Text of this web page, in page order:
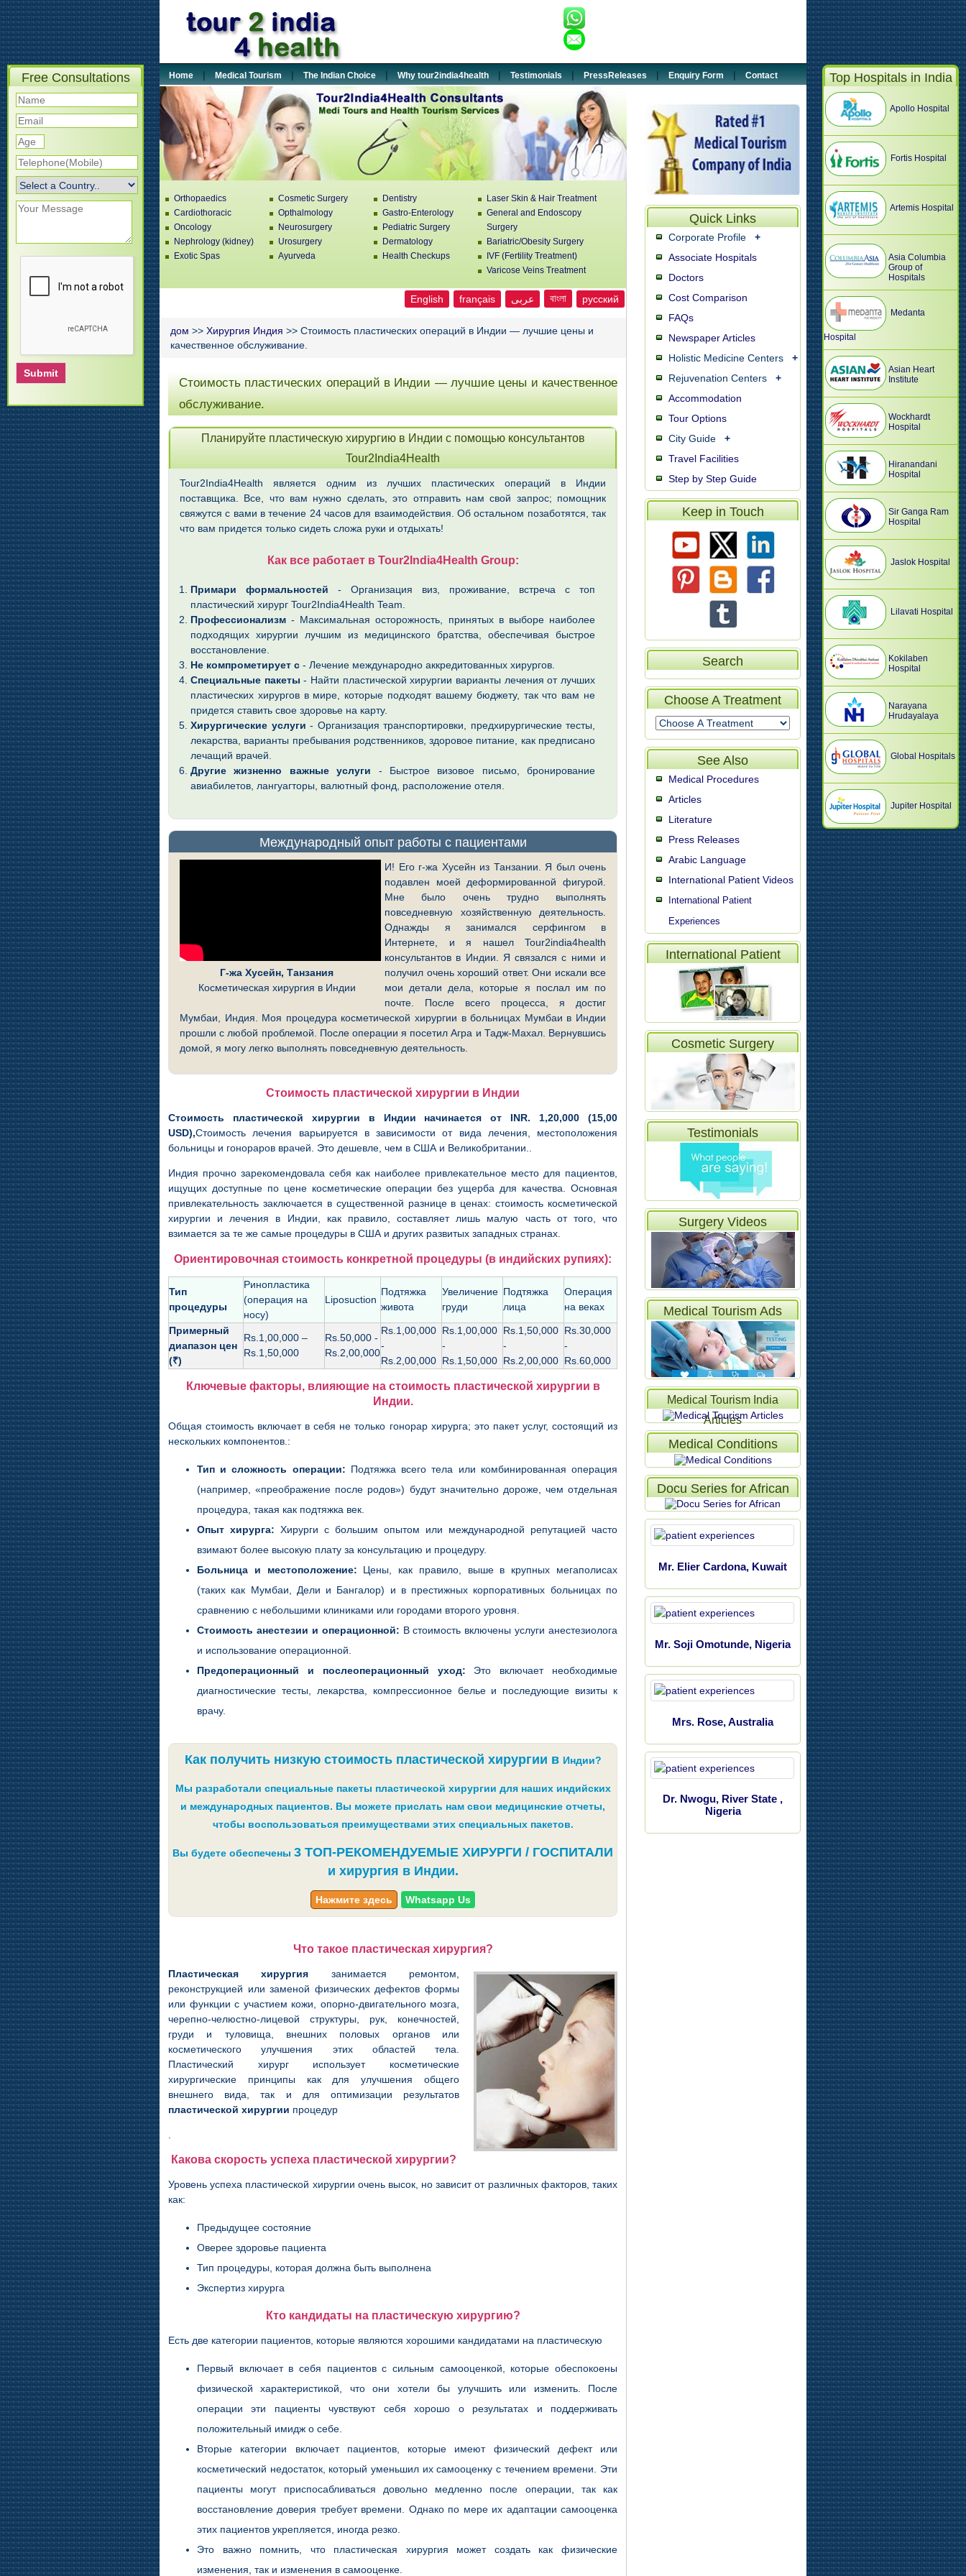
Free Consultations Top Hospitals in India
Apollo Hospital
Fortis Hospital
Artemis Hospital
Asia Columbia
Group of
Hospitals
Medanta
Hospital
Asian Heart
Institute
Wockhardt
Hospital
Hiranandani
Hospital
Sir Ganga Ram
Hospital
Jaslok Hospital
Lilavati Hospital
Kokilaben
Hospital
Narayana
Hrudayalaya
Global Hospitals
Jupiter Hospital
Home | Medical Tourism | The Indian Choice | Why tour2india4health | Testimonials | PressReleases | Enquiry Form | Contact
Orthopaedics
Cardiothoracic
Oncology
Nephrology (kidney)
Exotic Spas
Cosmetic Surgery
Opthalmology
Neurosurgery
Urosurgery
Ayurveda
Dentistry
Gastro-Enterology
Pediatric Surgery
Dermatology
Health Checkups
Laser Skin & Hair Treatment
General and Endoscopy
Surgery
Bariatric/Obesity Surgery
IVF (Fertility Treatment)
Varicose Veins Treatment
English français عربى বাংলা русский
дом >> Хирургия Индия >> Стоимость пластических операций в Индии — лучшие цены и
качественное обслуживание.
Стоимость пластических операций в Индии — лучшие цены и качественное
обслуживание.
Планируйте пластическую хирургию в Индии с помощью консультантов
Tour2India4Health
Tour2India4Health является одним из лучших пластических операций в Индии
поставщика. Все, что вам нужно сделать, это отправить нам свой запрос; помощник
свяжутся с вами в течение 24 часов для взаимодействия. Об остальном позаботятся, так
что вам придется только сидеть сложа руки и отдыхать!
Как все работает в Tour2India4Health Group:
Примари формальностей - Организация виз, проживание, встреча с топ
пластический хирург Tour2India4Health Team.
Профессионализм - Максимальная осторожность, принятых в выборе наиболее
подходящих хирургии лучшим из медицинского братства, обеспечивая быстрое
восстановление.
Не компрометирует с - Лечение международно аккредитованных хирургов.
Специальные пакеты - Найти пластической хирургии варианты лечения от лучших
пластических хирургов в мире, которые подходят вашему бюджету, так что вам не
придется ставить свое здоровье на карту.
Хирургические услуги - Организация транспортировки, предхирургические тесты,
лекарства, варианты пребывания родственников, здоровое питание, как предписано
лечащий врачей.
Другие жизненно важные услуги - Быстрое визовое письмо, бронирование
авиабилетов, лангуагторы, валютный фонд, расположение отеля.
Международный опыт работы с пациентами
Г-жа Хусейн, Танзания
Косметическая хирургия в Индии
И! Его г-жа Хусейн из Танзании. Я был очень
подавлен моей деформированной фигурой.
Мне было очень трудно выполнять
повседневную хозяйственную деятельность.
Однажды я занимался серфингом в
Интернете, и я нашел Tour2india4health
консультантов в Индии. Я связался с ними и
получил очень хороший ответ. Они искали все
мои детали дела, которые я послал им по
почте. После всего процесса, я достиг
Мумбаи, Индия. Моя процедура косметической хирургии в больницах Мумбаи в Индии
прошли с любой проблемой. После операции я посетил Агра и Тадж-Махал. Вернувшись
домой, я могу легко выполнять повседневную деятельность.
Стоимость пластической хирургии в Индии
Стоимость пластической хирургии в Индии начинается от INR. 1,20,000 (15,00
USD),Стоимость лечения варьируется в зависимости от вида лечения, местоположения
больницы и гонораров врачей. Это дешевле, чем в США и Великобритании..
Индия прочно зарекомендовала себя как наиболее привлекательное место для пациентов,
ищущих доступные по цене косметические операции без ущерба для качества. Основная
привлекательность заключается в существенной разнице в ценах: стоимость косметической
хирургии и лечения в Индии, как правило, составляет лишь малую часть от того, что
взимается за те же самые процедуры в США и других развитых западных странах.
Ориентировочная стоимость конкретной процедуры (в индийских рупиях):
Тип
процедуры
Ринопластика
(операция на
носу)
Liposuction
Подтяжка
живота
Увеличение
груди
Подтяжка
лица
Операция
на веках
Примерный
диапазон цен
(₹)
Rs.1,00,000 –
Rs.1,50,000
Rs.50,000 -
Rs.2,00,000
Rs.1,00,000
-
Rs.2,00,000
Rs.1,00,000
-
Rs.1,50,000
Rs.1,50,000
-
Rs.2,00,000
Rs.30,000
-
Rs.60,000
Ключевые факторы, влияющие на стоимость пластической хирургии в
Индии.
Общая стоимость включает в себя не только гонорар хирурга; это пакет услуг, состоящий из
нескольких компонентов.:
Тип и сложность операции: Подтяжка всего тела или комбинированная операция
(например, «преображение после родов») будут значительно дороже, чем отдельная
процедура, такая как подтяжка век.
Опыт хирурга: Хирурги с большим опытом или международной репутацией часто
взимают более высокую плату за консультацию и процедуру.
Больница и местоположение: Цены, как правило, выше в крупных мегаполисах
(таких как Мумбаи, Дели и Бангалор) и в престижных корпоративных больницах по
сравнению с небольшими клиниками или городами второго уровня.
Стоимость анестезии и операционной: В стоимость включены услуги анестезиолога
и использование операционной.
Предоперационный и послеоперационный уход: Это включает необходимые
диагностические тесты, лекарства, компрессионное белье и последующие визиты к
врачу.
Как получить низкую стоимость пластической хирургии в Индии?
Мы разработали специальные пакеты пластической хирургии для наших индийских
и международных пациентов. Вы можете прислать нам свои медицинские отчеты,
чтобы воспользоваться преимуществами этих специальных пакетов.
Вы будете обеспечены 3 ТОП-РЕКОМЕНДУЕМЫЕ ХИРУРГИ / ГОСПИТАЛИ
и хирургия в Индии.
Нажмите здесь Whatsapp Us
Что такое пластическая хирургия?
Пластическая хирургия занимается ремонтом,
реконструкцией или заменой физических дефектов формы
или функции с участием кожи, опорно-двигательного мозга,
черепно-челюстно-лицевой структуры, рук, конечностей,
груди и туловища, внешних половых органов или
косметического улучшения этих областей тела.
Пластический хирург использует косметические
хирургические принципы как для улучшения общего
внешнего вида, так и для оптимизации результатов
пластической хирургии процедур
Какова скорость успеха пластической хирургии?
Уровень успеха пластической хирургии очень высок, но зависит от различных факторов, таких
как:
Предыдущее состояние
Оверее здоровье пациента
Тип процедуры, которая должна быть выполнена
Экспертиз хирурга
Кто кандидаты на пластическую хирургию?
Есть две категории пациентов, которые являются хорошими кандидатами на пластическую
Первый включает в себя пациентов с сильным самооценкой, которые обеспокоены
физической характеристикой, что они хотели бы улучшить или изменить. После
операции эти пациенты чувствуют себя хорошо о результатах и поддерживать
положительный имидж о себе.
Вторые категории включает пациентов, которые имеют физический дефект или
косметический недостаток, который уменьшил их самооценку с течением времени. Эти
пациенты могут приспосабливаться довольно медленно после операции, так как
восстановление доверия требует времени. Однако по мере их адаптации самооценка
этих пациентов укрепляется, иногда резко.
Это важно помнить, что пластическая хирургия может создать как физические
изменения, так и изменения в самооценке.
Quick Links
Corporate Profile +
Associate Hospitals
Doctors
Cost Comparison
FAQs
Newspaper Articles
Holistic Medicine Centers +
Rejuvenation Centers +
Accommodation
Tour Options
City Guide +
Travel Facilities
Step by Step Guide
Keep in Touch
Search
Choose A Treatment
See Also
Medical Procedures
Articles
Literature
Press Releases
Arabic Language
International Patient Videos
International Patient
Experiences
International Patient
Video
Cosmetic Surgery
Testimonials
Surgery Videos
Medical Tourism Ads
Medical Tourism India
Articles
Medical Conditions
Docu Series for African
Mr. Elier Cardona, Kuwait
Mr. Soji Omotunde, Nigeria
Mrs. Rose, Australia
Dr. Nwogu, River State ,
Nigeria